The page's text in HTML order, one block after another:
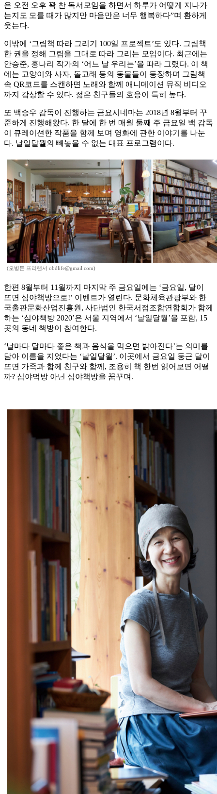
은 오전 오후 꽉 찬 독서모임을 하면서 하루가 어떻게 지나가
는지도 모를 때가 많지만 마음만은 너무 행복하다”며 환하게
웃는다.
이밖에 ‘그림책 따라 그리기 100일 프로젝트’도 있다. 그림책
한 권을 정해 그림을 그대로 따라 그리는 모임이다. 최근에는
안승준, 홍나리 작가의 ‘어느 날 우리는’을 따라 그렸다. 이 책
에는 고양이와 사자, 돌고래 등의 동물들이 등장하며 그림책
속 QR코드를 스캔하면 노래와 함께 애니메이션 뮤직 비디오
까지 감상할 수 있다. 젊은 친구들의 호응이 특히 높다.
또 백승우 감독이 진행하는 금요시네마는 2018년 8월부터 꾸
준하게 진행해왔다. 한 달에 한 번 매월 둘째 주 금요일 백 감독
이 큐레이션한 작품을 함께 보며 영화에 관한 이야기를 나눈
다. 날일달월의 빼놓을 수 없는 대표 프로그램이다.
(오병돈 프리랜서 obdlife@gmail.com)
한편 8월부터 11월까지 마지막 주 금요일에는 ‘금요일, 달이
뜨면 심야책방으로!’ 이벤트가 열린다. 문화체육관광부와 한
국출판문화산업진흥원, 사단법인 한국서점조합연합회가 함께
하는 ‘심야책방 2020’은 서울 지역에서 ‘날일달월’을 포함, 15
곳의 동네 책방이 참여한다.
‘날마다 달마다 좋은 책과 음식을 먹으면 밝아진다’는 의미를
담아 이름을 지었다는 ‘날일달월’. 이곳에서 금요일 둥근 달이
뜨면 가족과 함께 친구와 함께, 조용히 책 한번 읽어보면 어떨
까? 심야먹방 아닌 심야책방을 꿈꾸며.